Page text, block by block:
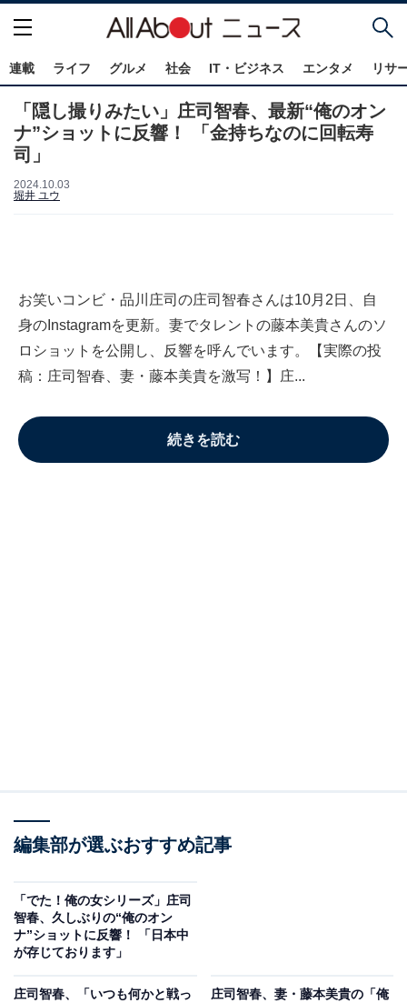
連載 ライフ グルメ 社会 IT・ビジネス エンタメ リサ
「隠し撮りみたい」庄司智春、最新“俺のオン
ナ”ショットに反響！ 「金持ちなのに回転寿
司」
2024.10.03
堀井 ユウ
お笑いコンビ・品川庄司の庄司智春さんは10月2日、自
身のInstagramを更新。妻でタレントの藤本美貴さんのソ
ロショットを公開し、反響を呼んでいます。【実際の投
稿：庄司智春、妻・藤本美貴を激写！】庄...
続きを読む
編集部が選ぶおすすめ記事
「でた！俺の女シリーズ」庄司
智春、久しぶりの“俺のオン
ナ”ショットに反響！ 「日本中
が存じております」
庄司智春、「いつも何かと戦っ
庄司智春、妻・藤本美貴の「俺